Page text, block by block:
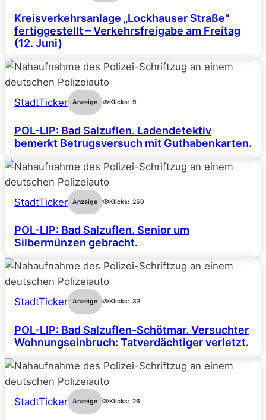
Kreisverkehrsanlage „Lockhauser Straße“
fertiggestellt – Verkehrsfreigabe am Freitag
(12. Juni)
StadtTicker Anzeige Klicks: 9
POL-LIP: Bad Salzuflen. Ladendetektiv
bemerkt Betrugsversuch mit Guthabenkarten.
StadtTicker Anzeige Klicks: 259
POL-LIP: Bad Salzuflen. Senior um
Silbermünzen gebracht.
StadtTicker Anzeige Klicks: 33
POL-LIP: Bad Salzuflen-Schötmar. Versuchter
Wohnungseinbruch: Tatverdächtiger verletzt.
StadtTicker Anzeige Klicks: 26